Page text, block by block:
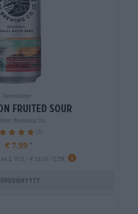
Sauerbiere
fruited sour
Brewing Co.
100% (3)
€ 7,99
L VOI - € 18,16 / LTR